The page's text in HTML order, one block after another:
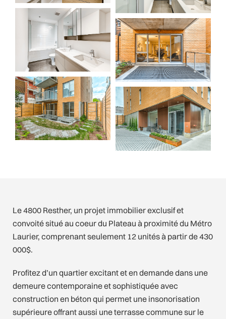
Le 4800 Resther, un projet immobilier exclusif et
convoité situé au coeur du Plateau à proximité du Métro
Laurier, comprenant seulement 12 unités à partir de 430
000$.
Profitez d’un quartier excitant et en demande dans une
demeure contemporaine et sophistiquée avec
construction en béton qui permet une insonorisation
supérieure offrant aussi une terrasse commune sur le